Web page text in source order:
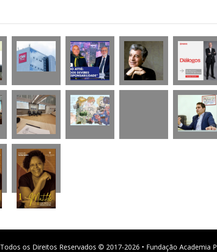
Todos os Direitos Reservados © 2017-2026 • Fundação Academia